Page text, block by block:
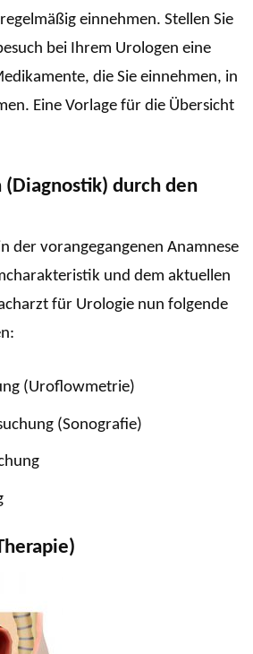
einnehmen. Stellen Sie
bei Ihrem Urologen eine
die Sie einnehmen, in
Eine Vorlage für die Übersicht
durch den
der vorangegangenen Anamnese
und dem aktuellen
für Urologie nun folgende
(Uroflowmetrie)
(Sonografie)